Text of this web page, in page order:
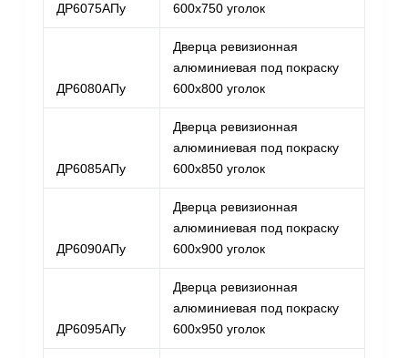
ДР6075АПу
600х750 уголок
ДР6080АПу
Дверца ревизионная
алюминиевая под покраску
600х800 уголок
ДР6085АПу
Дверца ревизионная
алюминиевая под покраску
600х850 уголок
ДР6090АПу
Дверца ревизионная
алюминиевая под покраску
600х900 уголок
ДР6095АПу
Дверца ревизионная
алюминиевая под покраску
600х950 уголок